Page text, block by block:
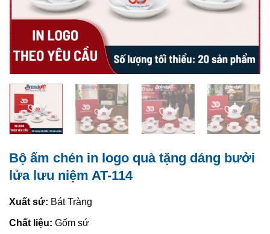
Bộ ấm chén in logo quà tặng dáng bưởi
lửa lưu niệm AT-114
Xuất sứ: Bát Tràng
Chất liệu: Gốm sứ